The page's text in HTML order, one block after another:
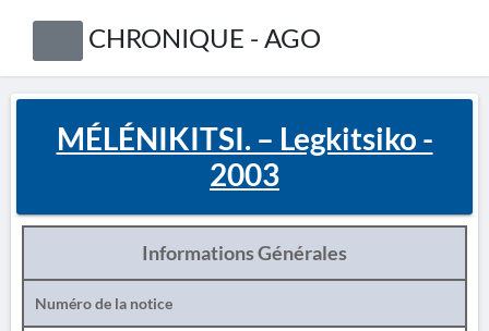
CHRONIQUE - AGO
MÉLÉNIKITSI. – Legkitsiko -
2003
Informations Générales
Numéro de la notice